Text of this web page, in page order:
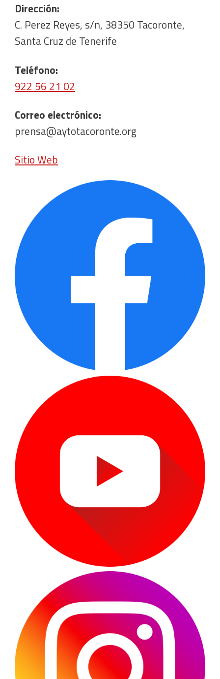
Dirección:
C. Perez Reyes, s/n, 38350 Tacoronte,
Santa Cruz de Tenerife
Teléfono:
922 56 21 02
Correo electrónico:
prensa@aytotacoronte.org
Sitio Web